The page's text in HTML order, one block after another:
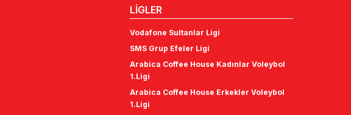
LİGLER
Vodafone Sultanlar Ligi
SMS Grup Efeler Ligi
Arabica Coffee House Kadınlar Voleybol
1.Ligi
Arabica Coffee House Erkekler Voleybol
1.Ligi